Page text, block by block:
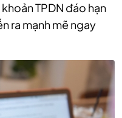
TPDN đáo hạn
ra mạnh mẽ ngay